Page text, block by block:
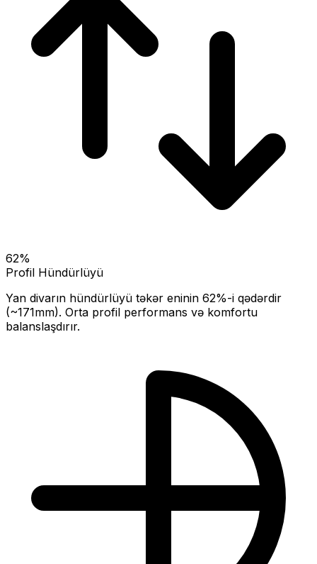
62%
Profil Hündürlüyü
Yan divarın hündürlüyü təkər eninin 62%-i qədərdir
(~171mm). Orta profil performans və komfortu
balanslaşdırır.